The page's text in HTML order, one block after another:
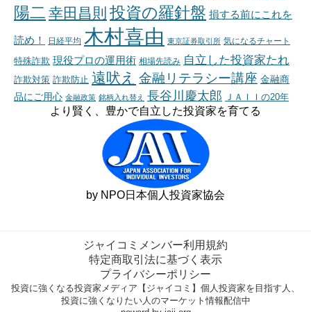
陽二 幸田昌則 投資の羅針盤 損する前にこれを
読め！ 日経平均 木村喜由 東京証券取引所 気になるチャート
特殊詐欺 現役プロの運用術 相場先読み 自立した投資家たれ
詐欺対策 詐欺防止 遠吠え 金融リテラシー講座 金融商
品にご用心 金融政策 銘柄入れ替え 長谷川慶太郎 ＪＡＩＩの20年
より賢く、豊かで自立した投資家を育てる
by NPO日本個人投資家協会
ジャイコミメンバー利用規約
特定商取引法に基づく表示
プライバシーポリシー
投資に強くなる投資家メディア【ジャイコミ】個人投資家を目指す人、
投資に強くなりたい人のマーケット情報配信中